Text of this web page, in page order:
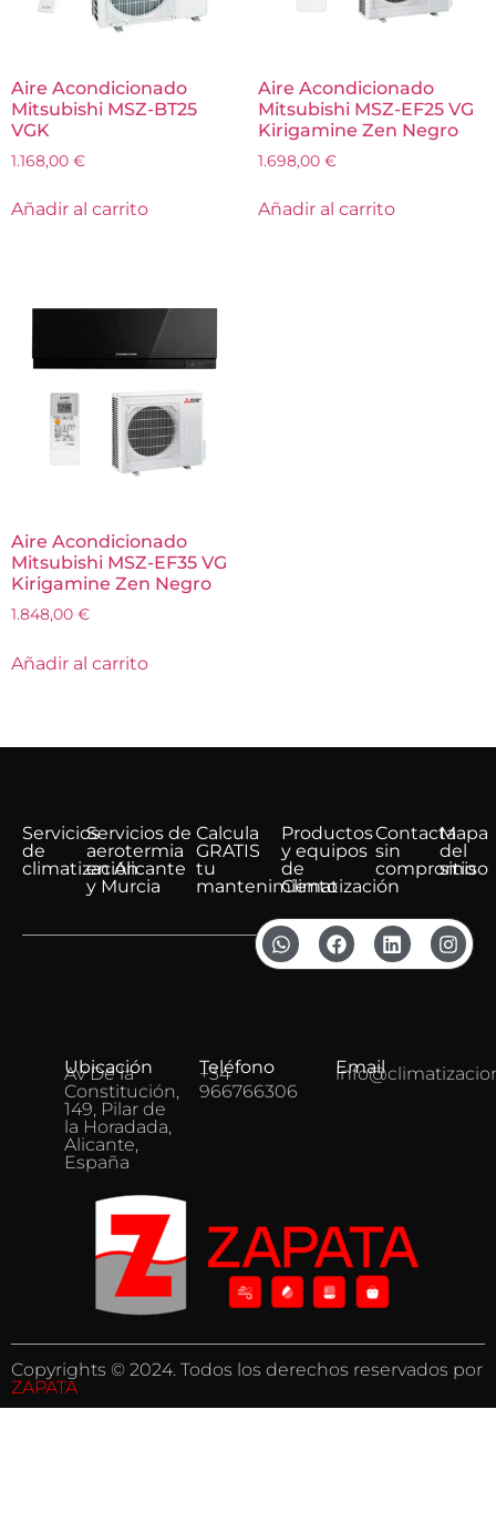
Aire Acondicionado
Mitsubishi MSZ-BT25
VGK
1.168,00 €
Añadir al carrito
Aire Acondicionado
Mitsubishi MSZ-EF25 VG
Kirigamine Zen Negro
1.698,00 €
Añadir al carrito
Aire Acondicionado
Mitsubishi MSZ-EF35 VG
Kirigamine Zen Negro
1.848,00 €
Añadir al carrito
Servicios
de
climatización
Servicios de
aerotermia
en Alicante
y Murcia
Calcula
GRATIS
tu
mantenimiento
Productos
y equipos
de
Climatización
Contacta
sin
compromiso
Mapa
del
sitio
Ubicación
Av De la
Constitución,
149, Pilar de
la Horadada,
Alicante,
España
Teléfono
+34
966766306
Email
Copyrights © 2024. Todos los derechos reservados por
ZAPATA